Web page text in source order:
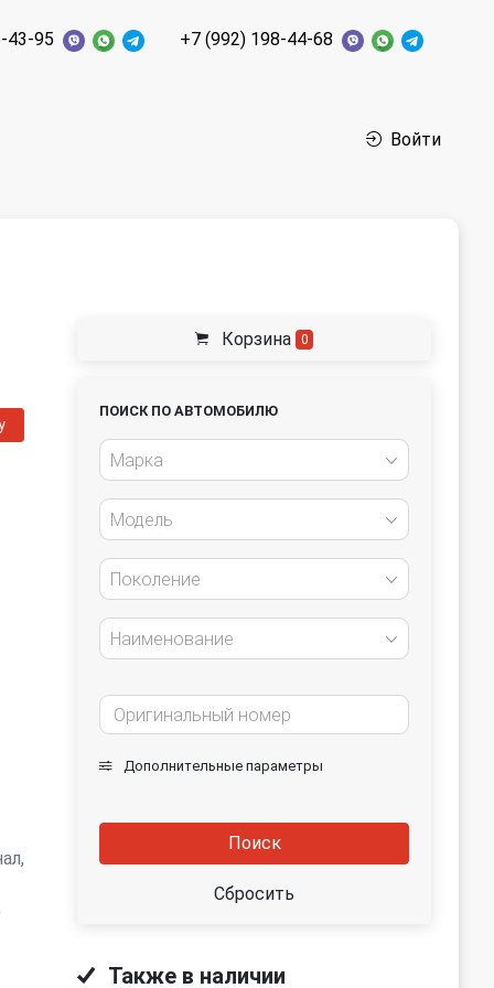
43-95 +7 (992) 198-44-68
Войти
Корзина 0
ПОИСК ПО АВТОМОБИЛЮ
Марка
Модель
Поколение
Наименование
Дополнительные параметры
Поиск
Сбросить
Также в наличии